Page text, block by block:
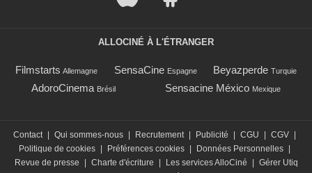
ALLOCINÉ À L'ÉTRANGER
Filmstarts Allemagne SensaCine Espagne Beyazperde Turquie
AdoroCinema Brésil Sensacine México Mexique
Contact | Qui sommes-nous | Recrutement | Publicité | CGU | CGV |
Politique de cookies | Préférences cookies | Données Personnelles |
Revue de presse
| Charte d'écriture | Les services AlloCiné | Gérer Utiq